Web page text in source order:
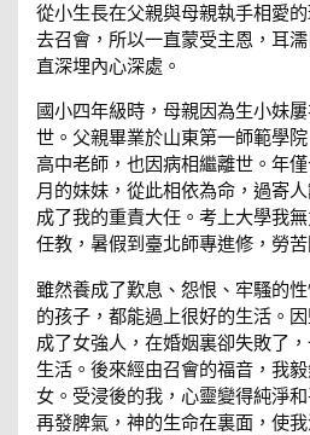
從小生長在父親與母親執手相愛
去召會，所以一直蒙受主恩，耳
直深埋內心深處。
國小四年級時，母親因為生小妹
世。父親畢業於山東第一師範學
高中老師，也因病相繼離世。年
月的妹妹，從此相依為命，過寄
成了我的重責大任。考上大學我
任教，暑假到臺北師專進修，勞苦
雖然養成了歎息、怨恨、牢騷的
的孩子，都能過上很好的生活。
成了女強人，在婚姻裏卻失敗了
生活。後來經由召會的福音，我
女。受浸後的我，心靈變得純淨
再發脾氣，神的生命在裏面，使